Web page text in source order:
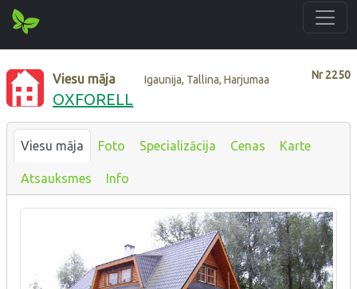
Nr2250
Viesu māja Igaunija, Tallina, Harjumaa
OXFORELL
Viesu māja Foto Specializācija Cenas Karte
Atsauksmes Info